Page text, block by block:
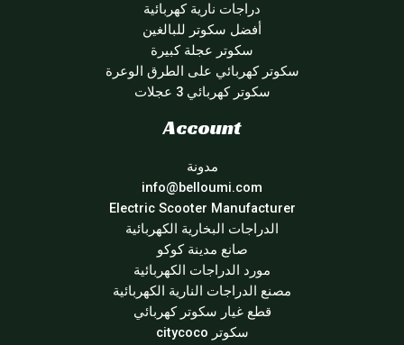
دراجات نارية كهربائية
أفضل سكوتر للبالغين
سكوتر عجلة كبيرة
سكوتر كهربائي على الطرق الوعرة
سكوتر كهربائي 3 عجلات
Account
مدونة
info@belloumi.com
Electric Scooter Manufacturer
الدراجات البخارية الكهربائية
صانع مدينة كوكو
مورد الدراجات الكهربائية
مصنع الدراجات النارية الكهربائية
قطع غيار سكوتر كهربائي
سكوتر citycoco